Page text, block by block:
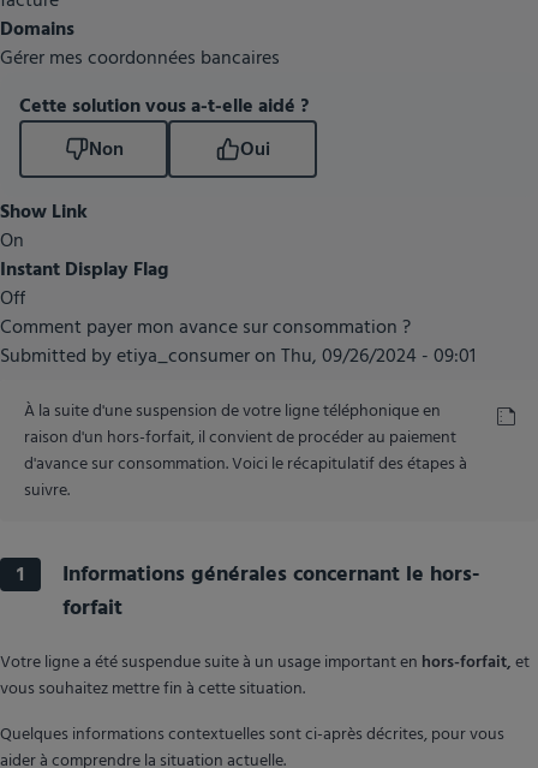
mode
paiement
Domains
Gérer mes coordonnées bancaires
Cette solution vous a-t-elle aidé ?
Non
Oui
Show Link
On
Instant Display Flag
Off
Comment payer mon avance sur consommation ?
Submitted byetiya_consumeron Thu, 09/26/2024 - 09:01
À la suite d'une suspension de votre ligne téléphonique en
raison d'un hors-forfait, il convient de procéder au paiement
d'avance sur consommation. Voici le récapitulatif des étapes à
suivre.
1
Informations générales concernant le hors-
forfait
Votre ligne a été suspendue suite à un usage important en hors-forfait, et
vous souhaitez mettre fin à cette situation.
Quelques informations contextuelles sont ci-après décrites, pour vous
aider à comprendre la situation actuelle.